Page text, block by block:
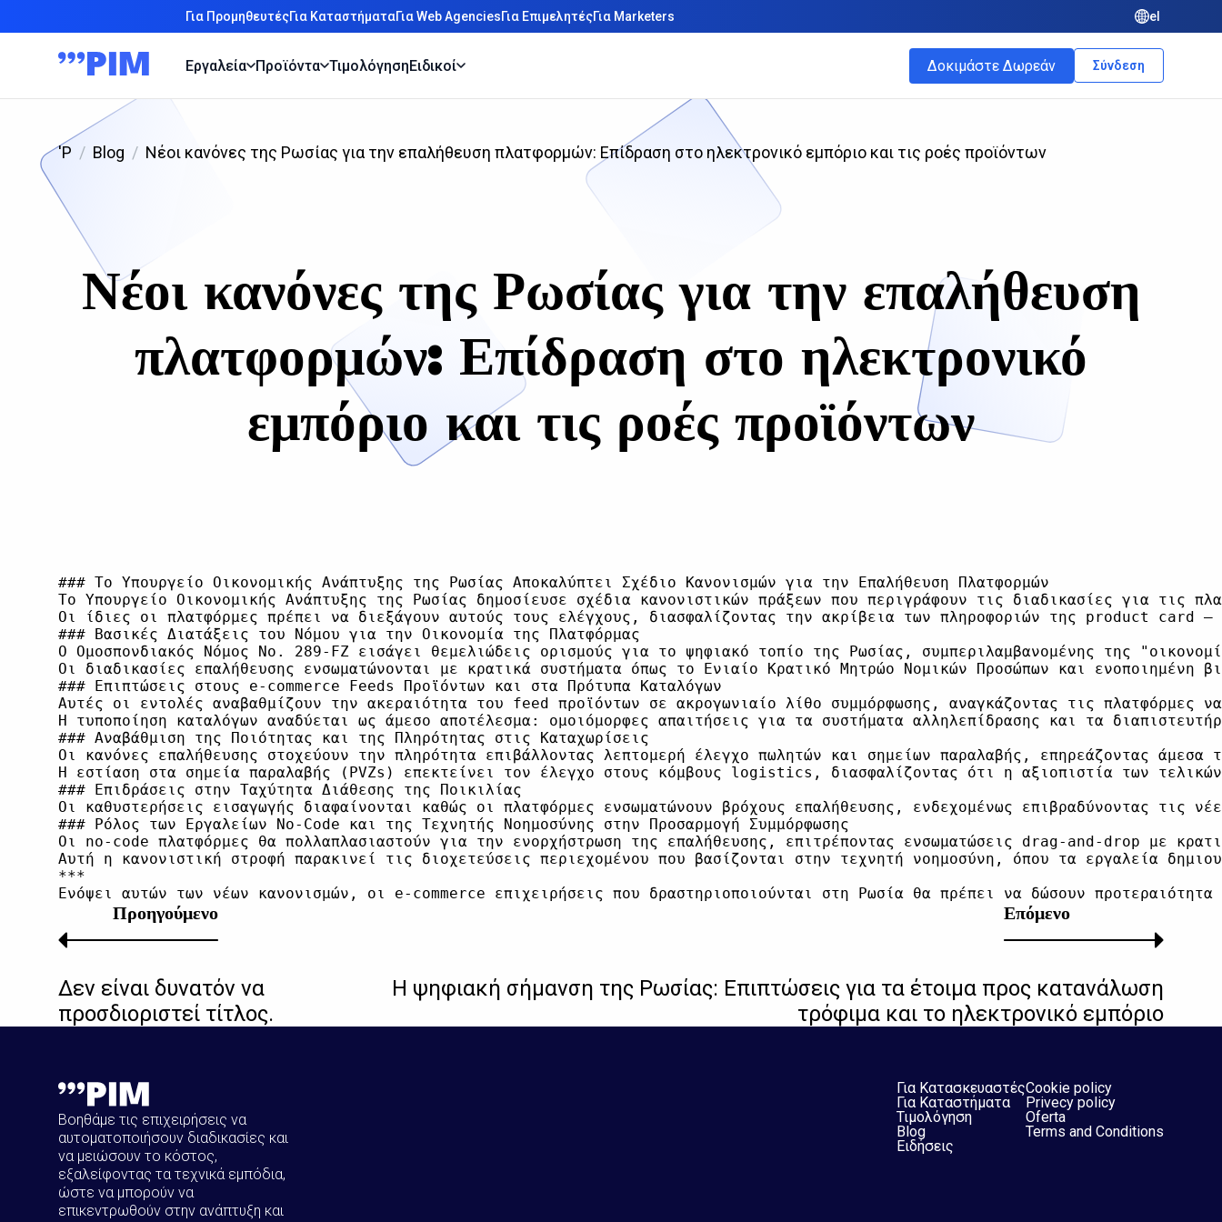
Για ΠρομηθευτέςΓια ΚαταστήματαΓια Web AgenciesΓια ΕπιμελητέςΓια Marketers el
Εργαλεία Προϊόντα ΤιμολόγησηΕιδικοί Δοκιμάστε Δωρεάν Σύνδεση
'P Blog Νέοι κανόνες της Ρωσίας για την επαλήθευση πλατφορμών: Επίδραση στο ηλεκτρονικό εμπόριο και τις ροές προϊόντων
Νέοι κανόνες της Ρωσίας για την επαλήθευση
πλατφορμών: Επίδραση στο ηλεκτρονικό
εμπόριο και τις ροές προϊόντων
### Το Υπουργείο Οικονομικής Ανάπτυξης της Ρωσίας Αποκαλύπτει Σχέδιο Κανονισμών για την Επαλήθευση Πλατφορμών
Το Υπουργείο Οικονομικής Ανάπτυξης της Ρωσίας δημοσίευσε σχέδια κανονιστικών πράξεων που περιγράφουν τις διαδικασίες για
Οι ίδιες οι πλατφόρμες πρέπει να διεξάγουν αυτούς τους ελέγχους, διασφαλίζοντας την ακρίβεια των πληροφοριών της product card
### Βασικές Διατάξεις του Νόμου για την Οικονομία της Πλατφόρμας
Ο Ομοσπονδιακός Νόμος Νο. 289-FZ εισάγει θεμελιώδεις ορισμούς για το ψηφιακό τοπίο της Ρωσίας, συμπεριλαμβανομένης της
Οι διαδικασίες επαλήθευσης ενσωματώνονται με κρατικά συστήματα όπως το Ενιαίο Κρατικό Μητρώο Νομικών Προσώπων και
### Επιπτώσεις στους e-commerce Feeds Προϊόντων και στα Πρότυπα Καταλόγων
Αυτές οι εντολές αναβαθμίζουν την ακεραιότητα του feed προϊόντων σε ακρογωνιαίο λίθο συμμόρφωσης, αναγκάζοντας τις
Η τυποποίηση καταλόγων αναδύεται ως άμεσο αποτέλεσμα: ομοιόμορφες απαιτήσεις για τα συστήματα αλληλεπίδρασης και τα
### Αναβάθμιση της Ποιότητας και της Πληρότητας στις Καταχωρίσεις
Οι κανόνες επαλήθευσης στοχεύουν την πληρότητα επιβάλλοντας λεπτομερή έλεγχο πωλητών και σημείων παραλαβής, επηρεάζοντας
Η εστίαση στα σημεία παραλαβής (PVZs) επεκτείνει τον έλεγχο στους κόμβους logistics, διασφαλίζοντας ότι η αξιοπιστία των
### Επιδράσεις στην Ταχύτητα Διάθεσης της Ποικιλίας
Οι καθυστερήσεις εισαγωγής διαφαίνονται καθώς οι πλατφόρμες ενσωματώνουν βρόχους επαλήθευσης, ενδεχομένως επιβραδύνοντας
### Ρόλος των Εργαλείων No-Code και της Τεχνητής Νοημοσύνης στην Προσαρμογή Συμμόρφωσης
Οι no-code πλατφόρμες θα πολλαπλασιαστούν για την ενορχήστρωση της επαλήθευσης, επιτρέποντας ενσωματώσεις drag-and-drop
Αυτή η κανονιστική στροφή παρακινεί τις διοχετεύσεις περιεχομένου που βασίζονται στην τεχνητή νοημοσύνη, όπου τα
***
Επόμενο
Η ψηφιακή σήμανση της Ρωσίας: Επιπτώσεις για τα έτοιμα προς κατανάλωση
τρόφιμα και το ηλεκτρονικό εμπόριο
Προηγούμενο
Δεν είναι δυνατόν να
προσδιοριστεί τίτλος.
Βοηθάμε τις επιχειρήσεις να
αυτοματοποιήσουν διαδικασίες και
να μειώσουν το κόστος,
εξαλείφοντας τα τεχνικά εμπόδια,
ώστε να μπορούν να
επικεντρωθούν στην ανάπτυξη και
Για Κατασκευαστές
Για Καταστήματα
Τιμολόγηση
Blog
Ειδήσεις
Cookie policy
Privecy policy
Oferta
Terms and Conditions